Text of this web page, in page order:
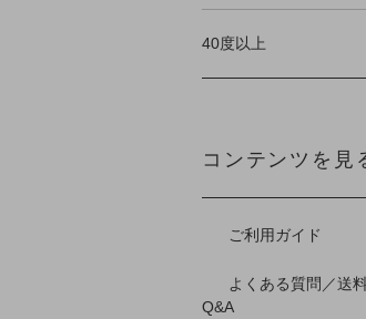
40度以上
コンテンツを見
ご利用ガイド
よくある質問／送
Q&A